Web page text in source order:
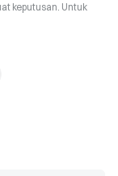
keputusan. Untuk